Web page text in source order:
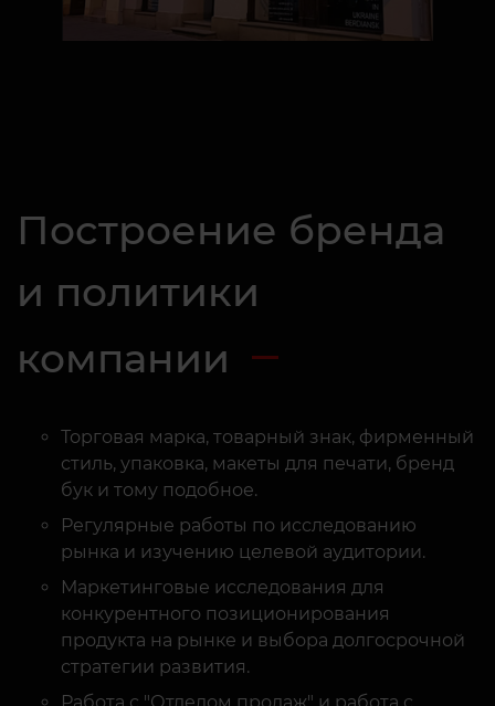
и политики
компании
стиль, упаковка, макеты для печати, бренд
бук и тому подобное.
Регулярные работы по исследованию
рынка и изучению целевой аудитории.
Маркетинговые исследования для
конкурентного позиционирования
продукта на рынке и выбора долгосрочной
стратегии развития.
Работа с "Отделом продаж" и работа с
базами клиентов. Весь маркетинг по